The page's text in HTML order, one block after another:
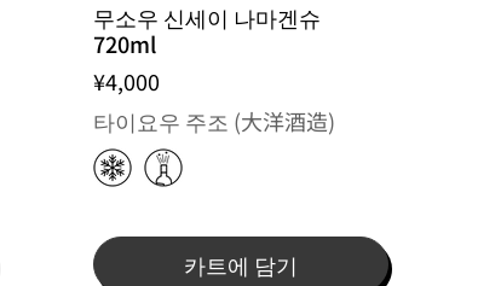
무소우 신세이 나마겐슈
720ml
¥4,000
타이요우 주조 (大洋酒造)
카트에 담기